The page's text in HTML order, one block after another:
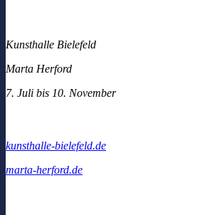
Kunsthalle Bielefeld
Marta Herford
7. Juli bis 10. November
kunsthalle-bielefeld.de
marta-herford.de